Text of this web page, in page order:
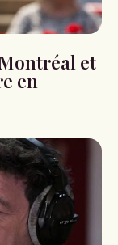
et
en